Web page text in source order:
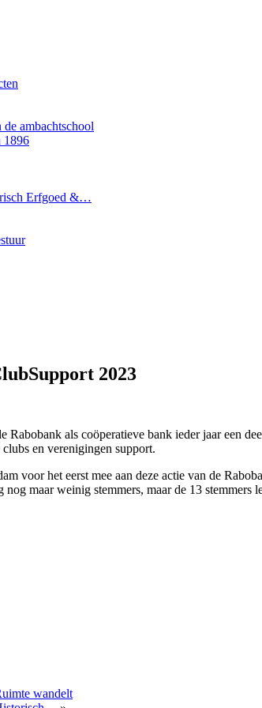
de ambachtschool
1896
Erfgoed &…
2023
Rabobank als coöperatieve bank ieder jaar een
en verenigingen support.
voor het eerst mee aan deze actie van de
maar weinig stemmers, maar de 13 stemmers
wandelt